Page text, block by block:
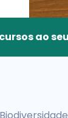
ao